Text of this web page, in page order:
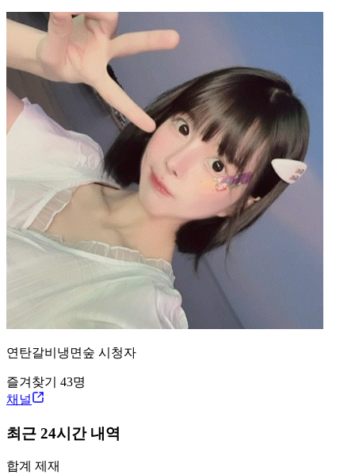
연탄갈비냉면 숲 시청자
즐겨찾기 43명
채널
최근 24시간 내역
합계 제재